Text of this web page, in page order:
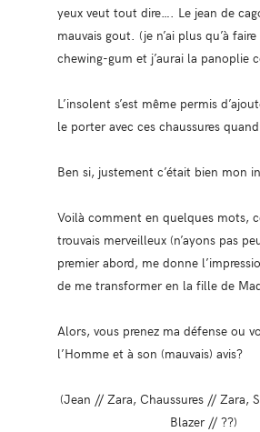
yeux veut tout dire…. Le jean de
mauvais gout. (je n’ai plus qu’à
chewing-gum et j’aurai la panoplie
L’insolent s’est même permis
le porter avec ces chaussures
Ben si, justement c’était bien mon
Voilà comment en quelques mots,
trouvais merveilleux (n’ayons pas
premier abord, me donne
de me transformer en la fille de
Alors, vous prenez ma défense ou
l’Homme et à son (mauvais) avis?
(Jean // Zara, Chaussures // Zara,
Blazer // ??)